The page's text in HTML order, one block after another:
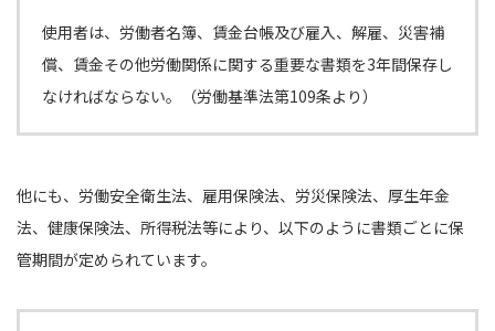
使用者は、労働者名簿、賃金台帳及び雇入、解雇、災害補
償、賃金その他労働関係に関する重要な書類を3年間保存し
なければならない。（労働基準法第109条より）
他にも、労働安全衛生法、雇用保険法、労災保険法、厚生年金
法、健康保険法、所得税法等により、以下のように書類ごとに保
管期間が定められています。